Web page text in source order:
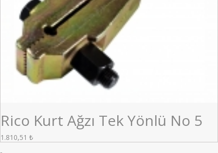
Rico Kurt Ağzı Tek Yönlü No 5
1.810,51 ₺